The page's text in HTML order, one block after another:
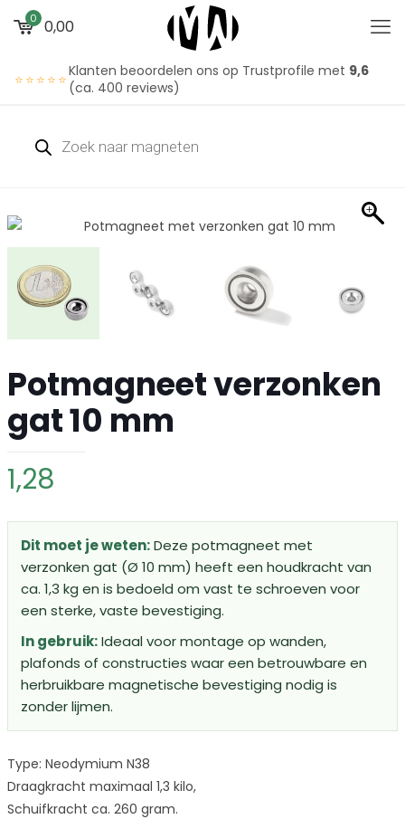
0 0,00
⭐⭐⭐⭐⭐Klanten beoordelen ons op Trustprofile met 9,6
(ca. 400 reviews)
Potmagneet verzonken
gat 10 mm
1,28
Dit moet je weten:Deze potmagneet met
verzonken gat (Ø 10 mm) heeft een houdkracht van
ca. 1,3 kg en is bedoeld om vast te schroeven voor
een sterke, vaste bevestiging.
In gebruik:Ideaal voor montage op wanden,
plafonds of constructies waar een betrouwbare en
herbruikbare magnetische bevestiging nodig is
zonder lijmen.
Type: Neodymium N38
Draagkracht maximaal 1,3 kilo,
Schuifkracht ca. 260 gram.